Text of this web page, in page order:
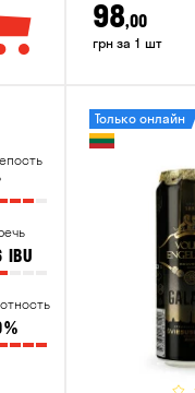
98,00
грн за 1 шт
IBU
%
Только онлайн